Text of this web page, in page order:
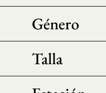
Género
Talla